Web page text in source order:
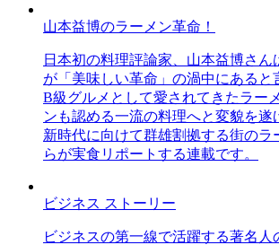
山本益博のラーメン革命！
日本初の料理評論家、山本益博さん
が「美味しい革命」の渦中にあると
B級グルメとして愛されてきたラー
ンも認める一流の料理へと変貌を遂
新時代に向けて群雄割拠する街のラ
らが実食リポートする連載です。
ビジネス ストーリー
ビジネスの第一線で活躍する著名人